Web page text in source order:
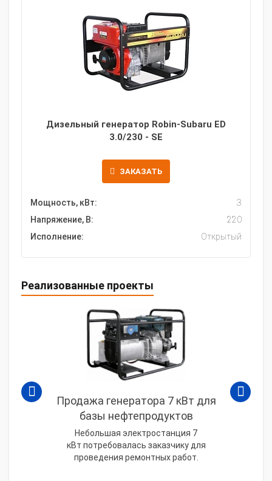
Дизельный генератор Robin-Subaru ED
3.0/230 - SE
ЗАКАЗАТЬ
Мощность, кВт:
3
Напряжение, В:
220
Исполнение:
Открытый
Реализованные проекты
Продажа генератора 7 кВт для
базы нефтепродуктов
Небольшая электростанция 7
кВт потребовалась заказчику для
проведения ремонтных работ.